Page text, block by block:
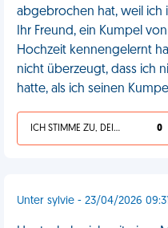
abgebrochen hat, weil ich
Ihr Freund, ein Kumpel
Hochzeit kennengelernt
nicht überzeugt, dass ich
hatte, als ich seinen
ICH STIMME ZU, DEIN LEBEN IST SCHEISSE 0
Unter sylvie - 23/04/2026